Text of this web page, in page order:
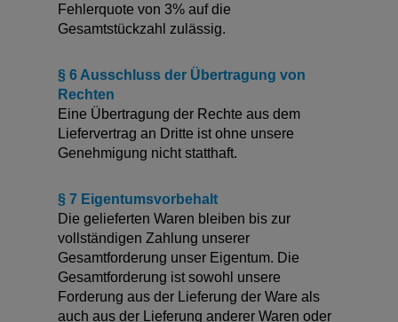
Fehlerquote von 3% auf die
Gesamtstückzahl zulässig.
§ 6 Ausschluss der Übertragung von
Rechten
Eine Übertragung der Rechte aus dem
Liefervertrag an Dritte ist ohne unsere
Genehmigung nicht statthaft.
§ 7 Eigentumsvorbehalt
Die gelieferten Waren bleiben bis zur
vollständigen Zahlung unserer
Gesamtforderung unser Eigentum. Die
Gesamtforderung ist sowohl unsere
Forderung aus der Lieferung der Ware als
auch aus der Lieferung anderer Waren oder